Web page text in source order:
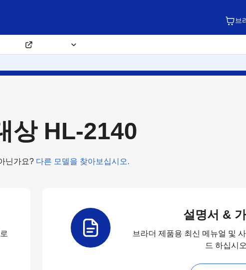
브
상 HL-2140
닌가요? 다른 모델을 찾아보십시오.
설명서 &
브라더 제품용 최신 메뉴얼 및
드 하십시